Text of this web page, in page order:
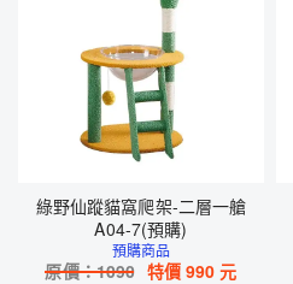
綠野仙蹤貓窩爬架-二層一艙
A04-7(預購)
預購商品
原價：1090 特價 990 元